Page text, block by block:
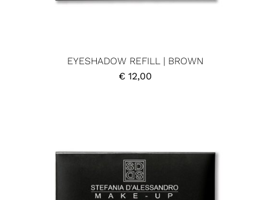
EYESHADOW REFILL | BROWN
€ 12,00